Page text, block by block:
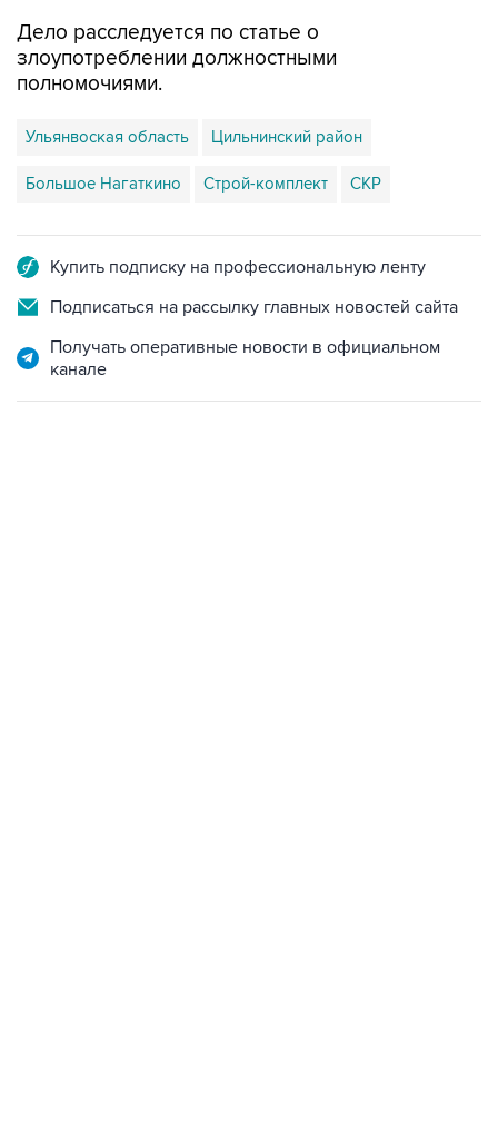
Дело расследуется по статье о
злоупотреблении должностными
полномочиями.
Ульянвоская область Цильнинский район
Большое Нагаткино Строй-комплект СКР
Купить подписку на профессиональную ленту
Подписаться на рассылку главных новостей сайта
Получать оперативные новости в официальном
канале